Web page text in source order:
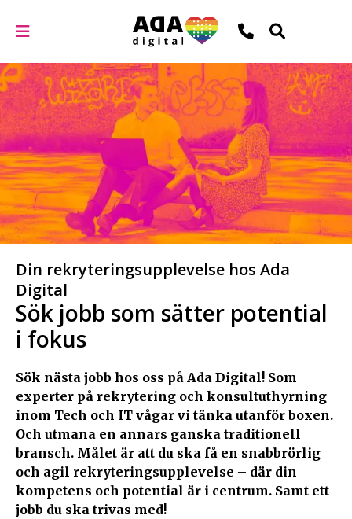
Din rekryteringsupplevelse hos Ada
Digital
Sök jobb som sätter potential
i fokus
Sök nästa jobb hos oss på Ada Digital! Som
experter på rekrytering och konsultuthyrning
inom Tech och IT vågar vi tänka utanför boxen.
Och utmana en annars ganska traditionell
bransch. Målet är att du ska få en snabbrörlig
och agil rekryteringsupplevelse – där din
kompetens och potential är i centrum. Samt ett
jobb du ska trivas med!